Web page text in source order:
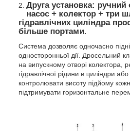
Друга установка: ручний
насос + колектор + три
гідравлічних циліндра
більше портами.
Система дозволяє одночасно
односторонньої дії. Дросельний
на випускному отворі колектора,
гідравлічної рідини в циліндри
контролювати висоту підйому
підтримувати горизонтальне